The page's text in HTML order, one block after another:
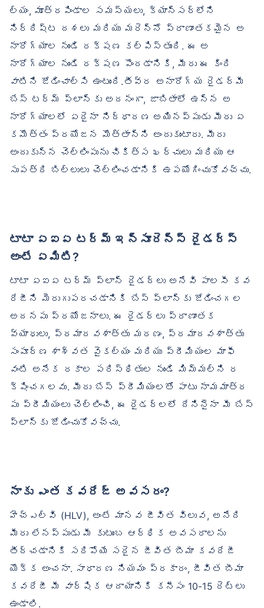
ల్యం, మూత్రపిండాల సమస్యలు, క్యాన్సర్‌లోని
నిర్దిష్ట దశలు మరియు మరెన్నో ప్రాణాంతకమైన అ
నారోగ్యాల నుండి రక్షణ కల్పిస్తుంది. ఈ అ
నారోగ్యాల నుండి రక్షణ పొందడానికి, మీరు ఈ కింది
వాటిని జోడించాల్సి ఉంటుంది.తీవ్ర అనారోగ్య రైడర్మీ
బేస్ టర్మ్ ప్లాన్‌కు అదనంగా, జాబితాలో ఉన్న అ
నారోగ్యాలలో ఏదైనా నిర్ధారణ అయినప్పుడు మీరు ఏ
కమొత్తం ప్రయోజన మొత్తాన్ని అందుకుంటారు. మీరు
అందుకున్న చెల్లింపును చికిత్స ఖర్చులు మరియు ఆ
సుపత్రి బిల్లులు చెల్లించడానికి ఉపయోగించుకోవచ్చు.
టాటా ఏఐఏ టర్మ్ ఇన్సూరెన్స్ రైడర్స్
అంటే ఏమిటి?
టాటా ఏఐఏ టర్మ్ ప్లాన్ రైడర్‌లు అనేవి పాలసీ కవ
రేజీని మెరుగుపరచడానికి బేస్ ప్లాన్‌కు జోడించగల
అదనపు ప్రయోజనాలు. ఈ రైడర్‌లు ప్రాణాంతక
వ్యాధులు, ప్రమాదవశాత్తు మరణం, ప్రమాదవశాత్తు
సంపూర్ణ శాశ్వత వైకల్యం మరియు ప్రీమియంల మాఫీ
వంటి అనేక రకాల పరిస్థితుల నుండి మిమ్మల్ని ర
క్షించగలవు. మీరు బేస్ ప్రీమియంలతో పాటు నామమాత్ర
పు ప్రీమియంలు చెల్లించి, ఈ రైడర్‌లలో దేనినైనా మీ బేస్
ప్లాన్‌కు జోడించుకోవచ్చు.
నాకు ఎంత కవరేజ్ అవసరం?
హెచ్‌ఎల్‌వి (HLV), అంటే మానవ జీవిత విలువ, అనేది
మీరు లేనప్పుడు మీ కుటుంబ ఆర్థిక అవసరాలను
తీర్చడానికి సరిపోయే సరైన జీవిత బీమా కవరేజీ
యొక్క అంచనా. సాధారణ నియమం ప్రకారం, జీవిత బీమా
కవరేజీ మీ వార్షిక ఆదాయానికి కనీసం 10-15 రెట్లు
ఉండాలి.